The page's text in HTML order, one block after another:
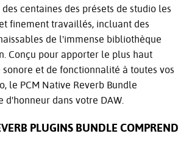
centaines des présets de studio les
finement travaillés, incluant des
de l'immense bibliothèque
Conçu pour apporter le plus haut
et de fonctionnalité à toutes vos
le PCM Native Reverb Bundle
d'honneur dans votre DAW.
PLUGINS BUNDLE COMPREND